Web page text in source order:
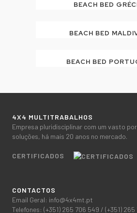
BEACH BED
BEACH BED
BEACH BED
4X4 MULTITRABALHOS
Empresa pluridisciplinar com um vasto
soluções, há mais 20 anos no mercado.
CERTIFICADOS
CONTACTOS
Email Geral: info@4x4mt.pt
Telefones: (+351) 265 706 549 / (+351)